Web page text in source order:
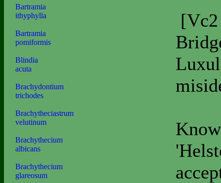
Bartramia
ithyphylla
Bartramia
pomiformis
Blindia
acuta
Brachydontium
trichodes
Brachytheciastrum
velutinum
Brachythecium
albicans
Brachythecium
glareosum
[Vc2